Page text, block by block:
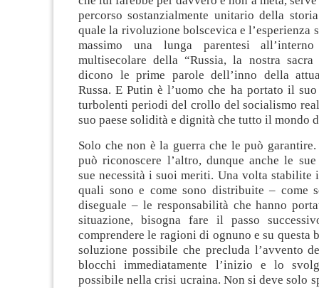
percorso sostanzialmente unitario della
quale la rivoluzione bolscevica e l’esperienza
massimo una lunga parentesi
multisecolare della “Russia, la nostra sacra
dicono le prime parole dell’inno della
Russa. E Putin è l’uomo che ha portato il
turbolenti periodi del crollo del socialismo
suo paese solidità e dignità che tutto il mondo
Solo che non è la guerra che le può
può riconoscere l’altro, dunque anche le
sue necessità i suoi meriti. Una volta stabilite
quali sono e come sono distribuite – come
diseguale – le responsabilità che hanno
situazione, bisogna fare il passo
comprendere le ragioni di ognuno e su questa
soluzione possibile che precluda l’avvento
blocchi immediatamente l’inizio e lo
possibile nella crisi ucraina. Non si deve solo